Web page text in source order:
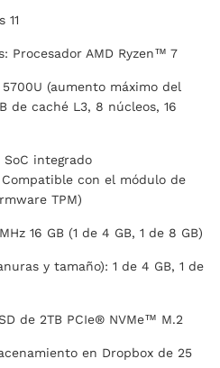
11
Procesador AMD Ryzen™ 7
(aumento máximo del
de caché L3, 8 núcleos, 16
integrado
con el módulo de
TPM)
16 GB (1 de 4 GB, 1 de 8 GB)
y tamaño): 1 de 4 GB, 1 de
de 2TB PCIe® NVMe™ M.2
en Dropbox de 25